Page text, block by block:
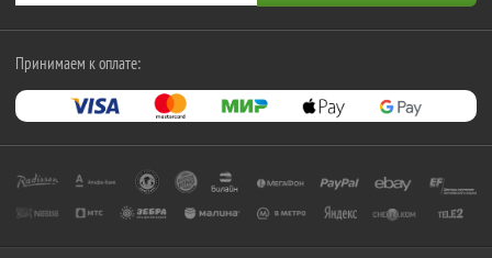
Принимаем к оплате: